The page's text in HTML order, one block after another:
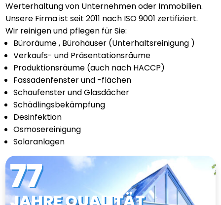
Werterhaltung von Unternehmen oder Immobilien.
Unsere Firma ist seit 2011 nach ISO 9001 zertifiziert.
Wir reinigen und pflegen für Sie:
Büroräume , Bürohäuser (Unterhaltsreinigung )
Verkaufs- und Präsentationsräume
Produktionsräume (auch nach HACCP)
Fassadenfenster und -flächen
Schaufenster und Glasdächer
Schädlingsbekämpfung
Desinfektion
Osmosereinigung
Solaranlagen
77